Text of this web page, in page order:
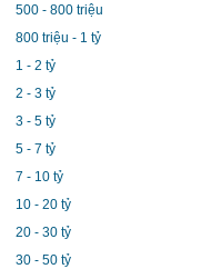
500 - 800 triệu
800 triệu - 1 tỷ
1 - 2 tỷ
2 - 3 tỷ
3 - 5 tỷ
5 - 7 tỷ
7 - 10 tỷ
10 - 20 tỷ
20 - 30 tỷ
30 - 50 tỷ